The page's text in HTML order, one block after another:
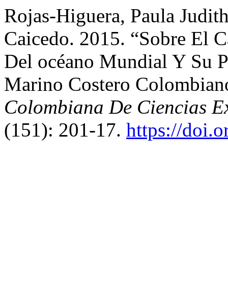
Rojas-Higuera, Paula
Caicedo. 2015. “Sobre El
Del océano Mundial Y Su
Marino Costero
Colombiana De Ciencias
(151): 201-17. https://